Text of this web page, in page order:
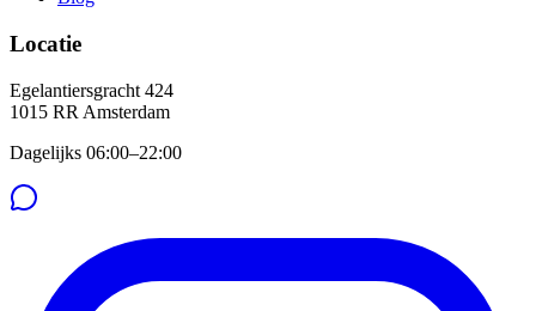
Locatie
Egelantiersgracht 424
1015 RR Amsterdam
Dagelijks 06:00–22:00